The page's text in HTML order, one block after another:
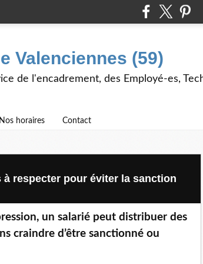
Valenciennes (59)
de l'encadrement, des Employé-es,
Nos horaires Contact
respecter pour éviter la sanction
un salarié peut distribuer des
craindre d’être sanctionné ou